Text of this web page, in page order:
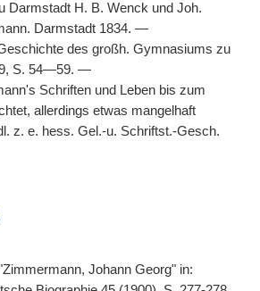
Darmstadt H. B. Wenck und Joh.
Darmstadt 1834. —
des großh. Gymnasiums zu
S. 54—59. —
Schriften und Leben bis zum
allerdings etwas mangelhaft
z. e. hess. Gel.-u. Schriftst.-Gesch.
Johann Georg" in: